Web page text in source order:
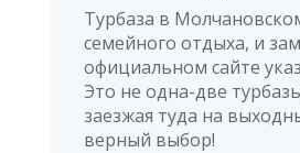
Для выезда на рыбалку
что у вас могут быть
так скажем. Это
'просветленные'
напрягать такт и
хорошие добрые люди.
Турбаза в
семейного отдыха, и
официальном сайте
Это не одна-две
заезжая туда на
верный выбор!